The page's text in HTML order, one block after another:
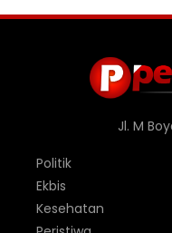
Jl. M
Politik
Ekbis
Kesehatan